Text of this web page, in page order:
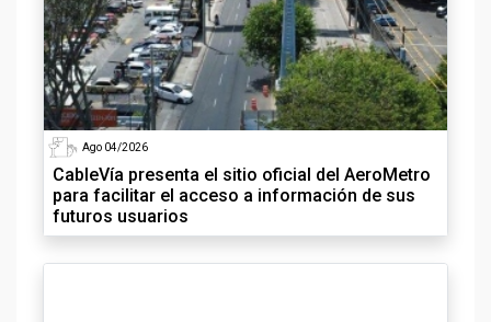
Ago 04/2026
CableVía presenta el sitio oficial del AeroMetro
para facilitar el acceso a información de sus
futuros usuarios